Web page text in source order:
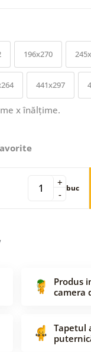
196x270
441x297
x înălțime.
-
+ buc
Produs
camera
Tapetul